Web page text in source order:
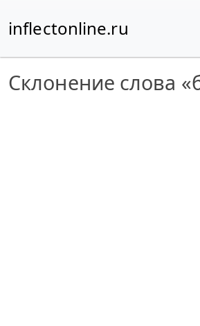
inflectonline.ru
Склонение слова